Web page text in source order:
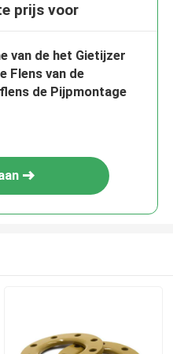
prijs voor
van de het Gietijzer
Flens van de
de Pijpmontage